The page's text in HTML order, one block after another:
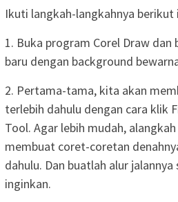
Ikuti langkah-langkahnya berikut
1. Buka program Corel Draw dan
baru dengan background
2. Pertama-tama, kita akan
terlebih dahulu dengan cara klik
Tool. Agar lebih mudah,
membuat coret-coretan
dahulu. Dan buatlah alur jalannya
inginkan.